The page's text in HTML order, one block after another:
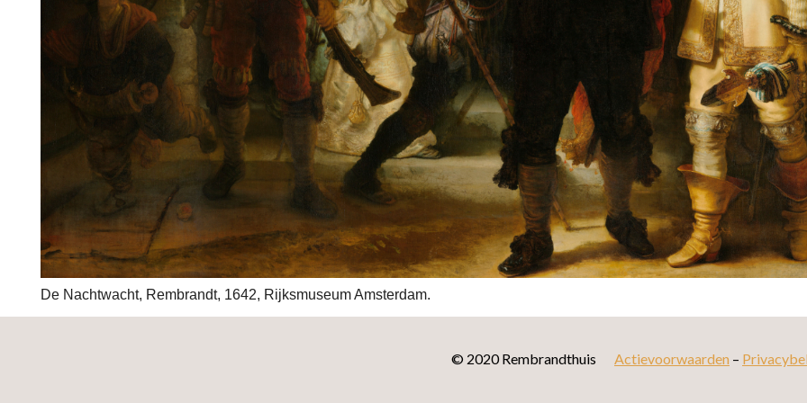
De Nachtwacht, Rembrandt, 1642, Rijksmuseum Amsterdam.
© 2020 Rembrandthuis Actievoorwaarden –